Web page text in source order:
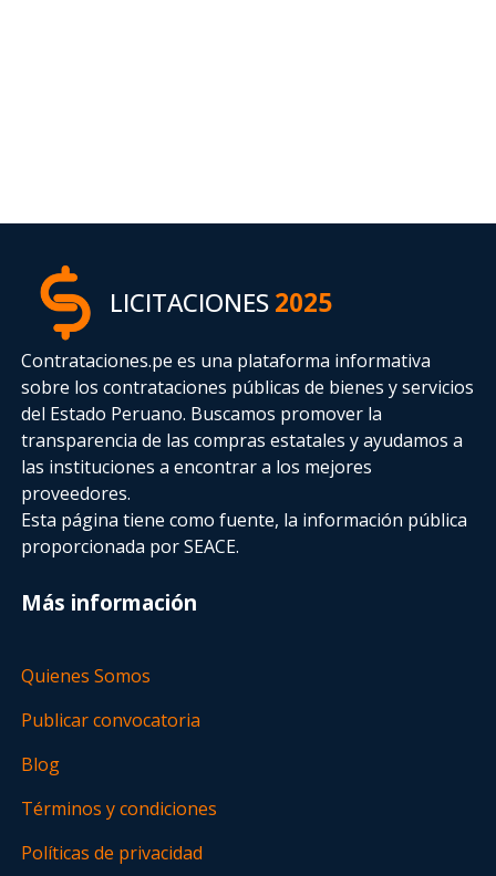
LICITACIONES2025
Contrataciones.pe es una plataforma informativa
sobre los contrataciones públicas de bienes y servicios
del Estado Peruano. Buscamos promover la
transparencia de las compras estatalesy ayudamos a
las instituciones a encontrar a los mejores
proveedores.
Esta página tiene como fuente, la información pública
proporcionada por SEACE.
Más información
Quienes Somos
Publicar convocatoria
Blog
Términos y condiciones
Políticas de privacidad